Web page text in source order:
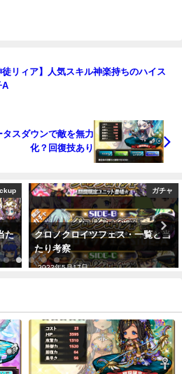
徒リィア】人気スキル神楽持ちのハイス
A
タスダウンで敵を無力
化？回復技あり
た
ガチャ
クロノクロイツフェス・一覧と当
たり考察
2022年5月17日